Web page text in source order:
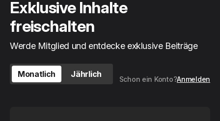
Exklusive Inhalte
freischalten
Werde Mitglied und entdecke exklusive Beiträge
Monatlich Jährlich
Schon ein Konto?Anmelden